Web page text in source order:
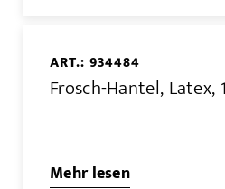
ART.: 934484
Frosch-Hantel, Latex,
Mehr lesen